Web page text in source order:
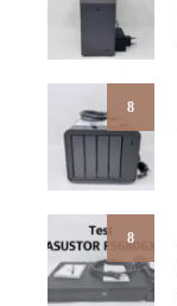
8
8